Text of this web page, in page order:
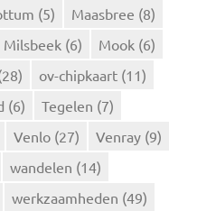
(5) Maasbree (8)
Milsbeek (6) Mook (6)
ov-chipkaart (11)
(6) Tegelen (7)
Venlo (27) Venray (9)
wandelen (14)
werkzaamheden (49)